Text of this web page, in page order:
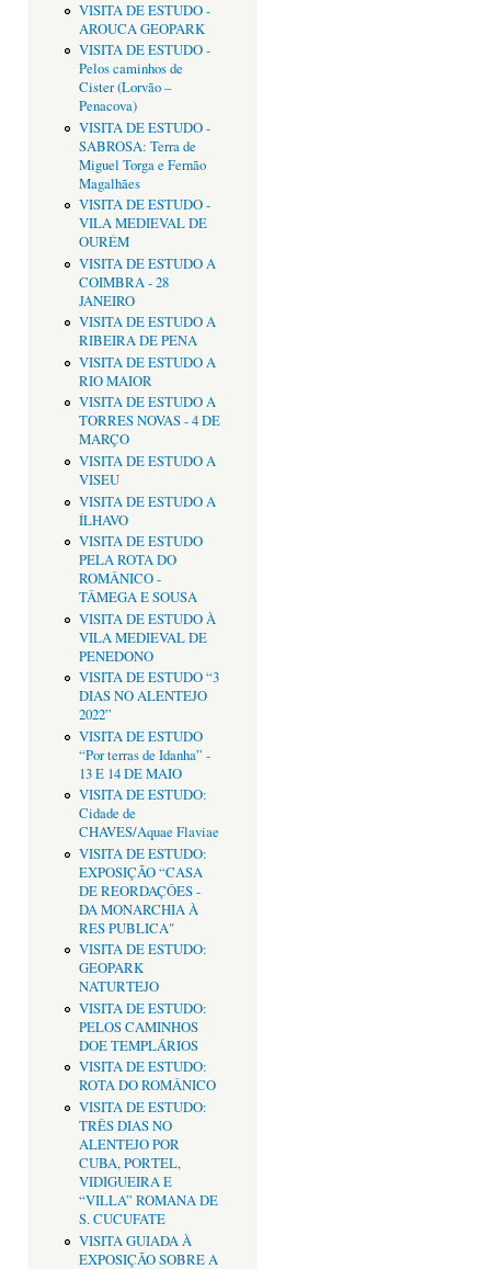
VISITA DE ESTUDO -
AROUCA GEOPARK
VISITA DE ESTUDO -
Pelos caminhos de
Cister (Lorvão –
Penacova)
VISITA DE ESTUDO -
SABROSA: Terra de
Miguel Torga e Fernão
Magalhães
VISITA DE ESTUDO -
VILA MEDIEVAL DE
OURÉM
VISITA DE ESTUDO A
COIMBRA - 28
JANEIRO
VISITA DE ESTUDO A
RIBEIRA DE PENA
VISITA DE ESTUDO A
RIO MAIOR
VISITA DE ESTUDO A
TORRES NOVAS - 4 DE
MARÇO
VISITA DE ESTUDO A
VISEU
VISITA DE ESTUDO A
ÍLHAVO
VISITA DE ESTUDO
PELA ROTA DO
ROMÂNICO -
TÂMEGA E SOUSA
VISITA DE ESTUDO À
VILA MEDIEVAL DE
PENEDONO
VISITA DE ESTUDO “3
DIAS NO ALENTEJO
2022”
VISITA DE ESTUDO
“Por terras de Idanha” -
13 E 14 DE MAIO
VISITA DE ESTUDO:
Cidade de
CHAVES/Aquae Flaviae
VISITA DE ESTUDO:
EXPOSIÇÃO “CASA
DE REORDAÇÔES -
DA MONARCHIA À
RES PUBLICA"
VISITA DE ESTUDO:
GEOPARK
NATURTEJO
VISITA DE ESTUDO:
PELOS CAMINHOS
DOE TEMPLÁRIOS
VISITA DE ESTUDO:
ROTA DO ROMÂNICO
VISITA DE ESTUDO:
TRÊS DIAS NO
ALENTEJO POR
CUBA, PORTEL,
VIDIGUEIRA E
“VILLA” ROMANA DE
S. CUCUFATE
VISITA GUIADA À
EXPOSIÇÃO SOBRE A